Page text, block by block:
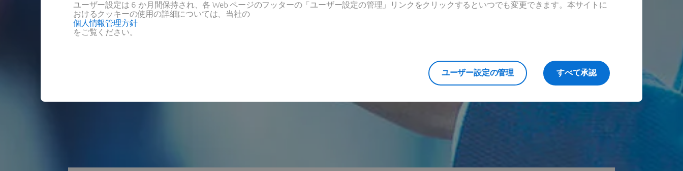
ユーザー設定は 6 か月間保持され、各 Web ページのフッターの「ユーザー設定の管理」リンクをクリックするといつでも変更できます。本サイトに
おけるクッキーの使用の詳細については、当社の
個人情報管理方針
をご覧ください。
すべて承認
ユーザー設定の管理